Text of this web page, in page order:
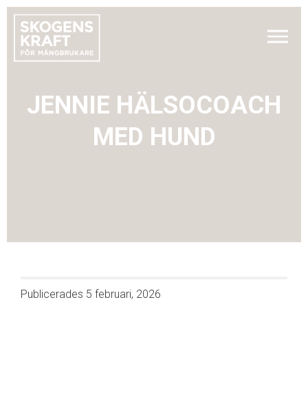
JENNIE HÄLSOCOACH
MED HUND
Publicerades 5 februari, 2026